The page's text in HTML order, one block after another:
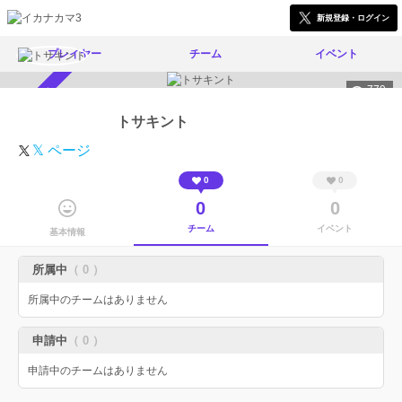
新規登録・ログイン
プレイヤー チーム イベント
779
トサキント
𝕏 ページ
基本情報
0
0
チーム
0
0
イベント
所属中 （ 0 ）
所属中のチームはありません
申請中 （ 0 ）
申請中のチームはありません